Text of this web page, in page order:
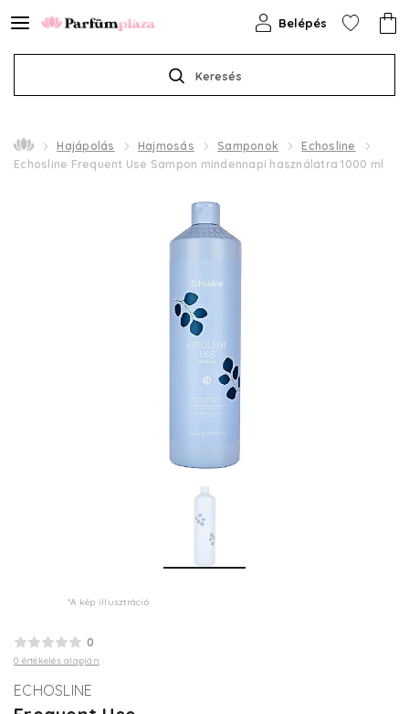
Keresés
Belépés
Hajápolás Hajmosás Samponok
Echosline
Echosline Frequent Use Sampon mindennapi használatra 1000 ml
*A kép illusztráció
0
0 értékelés alapján
ECHOSLINE